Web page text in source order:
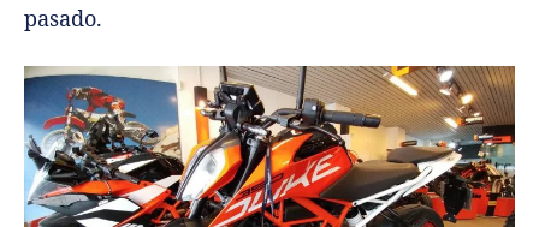
pasado.